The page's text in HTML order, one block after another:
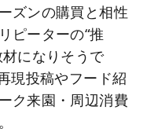
ズンの購買と相性
ピーターの“推
になりそうで
現投稿やフード紹
ク来園・周辺消費